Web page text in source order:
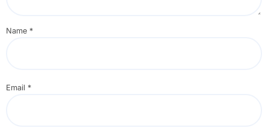
Name *
Email *